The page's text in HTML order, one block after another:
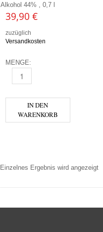
Alkohol 44% , 0,7 l
39,90 €
zuzüglich
Versandkosten
MENGE:
LIND & LIME MENGE
IN DEN
WARENKORB
Einzelnes Ergebnis wird angezeigt